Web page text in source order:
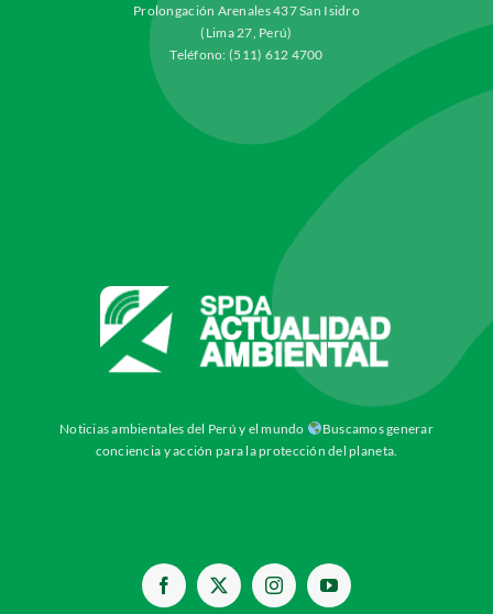
Prolongación Arenales 437 San Isidro
(Lima 27, Perú)
Teléfono: (511) 612 4700
Noticias ambientales del Perú y el mundo
Buscamos generar
conciencia y acción para la protección del planeta.